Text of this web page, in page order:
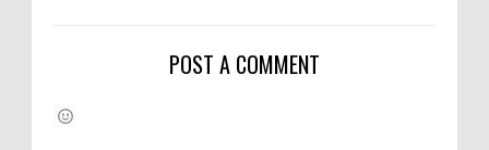
POST A COMMENT